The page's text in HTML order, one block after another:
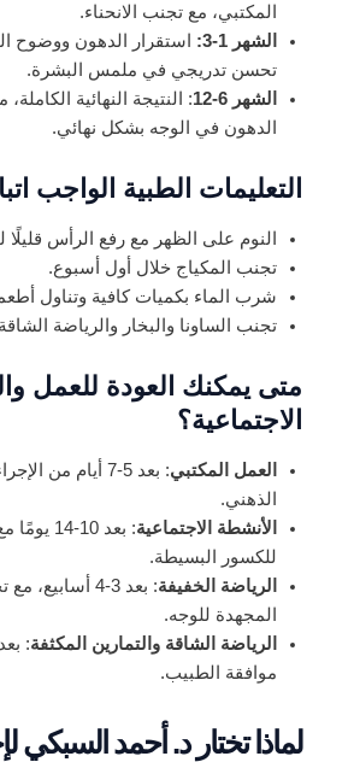
المكتبي، مع تجنب الانحناء.
الشهر 1-3:
استقرار الدهون ووضوح
تحسن تدريجي في ملمس البشرة.
الشهر 6-12
: النتيجة النهائية
الدهون في الوجه بشكل نهائي.
التعليمات الطبية الواجب
النوم على الظهر مع رفع الرأس قليلًا
تجنب المكياج خلال أول أسبوع.
شرب الماء بكميات كافية وتناول
تجنب الساونا والبخار والرياضة
متى يمكنك العودة للعمل
الاجتماعية؟
العمل المكتبي
: بعد 5-7 أيام من
الذهني.
الأنشطة الاجتماعية
: بعد
للكسور البسيطة.
الرياضة الخفيفة
: بعد 3-4
المجهدة للوجه.
الرياضة الشاقة والتمارين المكثفة
موافقة الطبيب.
لماذا تختار د. أحمد السبكي